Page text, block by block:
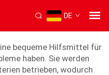
DE
bequeme Hilfsmittel für
haben. Sie werden
betrieben, wodurch